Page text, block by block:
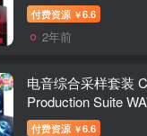
付费资源 ￥6.6
2年前
电音综合采样套装
Production Suite
付费资源 ￥6.6